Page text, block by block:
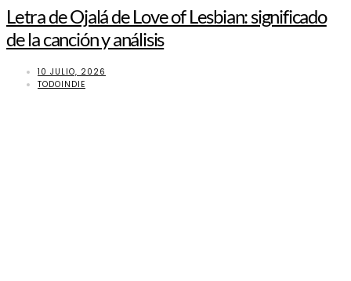
Letra de Ojalá de Love of Lesbian: significado
de la canción y análisis
10 JULIO, 2026
TODOINDIE